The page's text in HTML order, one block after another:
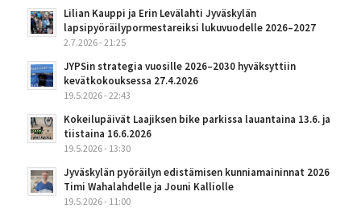
Lilian Kauppi ja Erin Levälahti Jyväskylän
lapsipyöräilypormestareiksi lukuvuodelle 2026–2027
2.7.2026 - 21:25
JYPSin strategia vuosille 2026–2030 hyväksyttiin
kevätkokouksessa 27.4.2026
19.5.2026 - 22:43
Kokeilupäivät Laajiksen bike parkissa lauantaina 13.6. ja
tiistaina 16.6.2026
19.5.2026 - 13:30
Jyväskylän pyöräilyn edistämisen kunniamaininnat 2026
Timi Wahalahdelle ja Jouni Kalliolle
19.5.2026 - 11:00